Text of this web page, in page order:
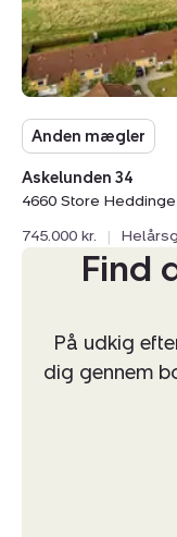
Anden mægler
Askelunden 34
4660 Store Heddinge
745.000 kr.
|
Find
På udkig
dig gennem